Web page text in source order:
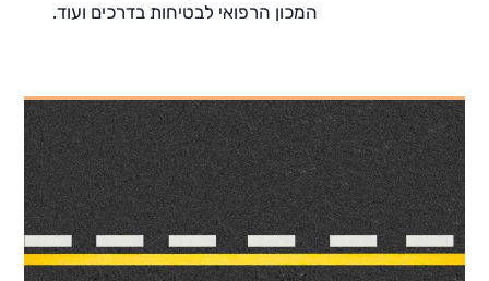
המכון הרפואי לבטיחות בדרכים ועוד.